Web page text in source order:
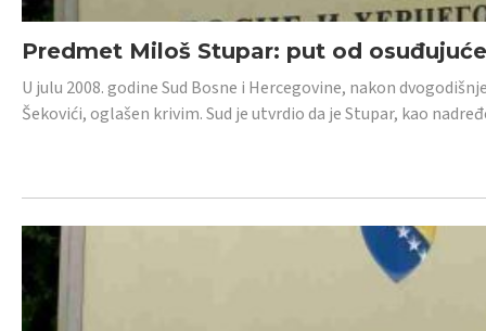
Predmet Miloš Stupar: put od
U julu 2008. godine Sud Bosne i Hercegovine, nakon
Šekovići, oglašen krivim. Sud je utvrdio da je Stupar, kao